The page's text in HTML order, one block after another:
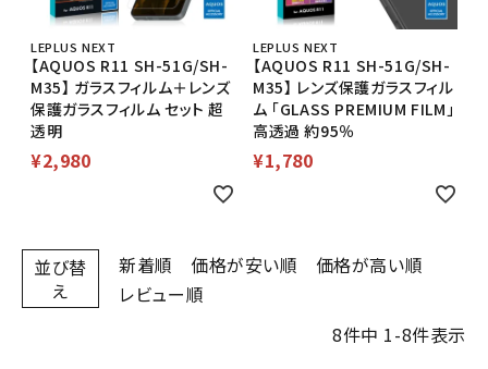
LEPLUS NEXT
【AQUOS R11 SH-51G/SH-
M35】 ガラスフィルム＋レンズ
保護ガラスフィルム セット 超
透明
¥2,980
LEPLUS NEXT
【AQUOS R11 SH-51G/SH-
M35】 レンズ保護ガラスフィル
ム 「GLASS PREMIUM FILM」
高透過 約95％
¥1,780
並び替
え
新着順 価格が安い順
価格が高い順
レビュー順
8件中 1-8件表示